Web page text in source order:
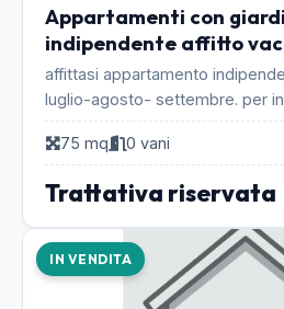
Appartamenti con
indipendente affitto
affittasi appartamento
luglio-agosto- settembre. per
Silvana...
75 mq
0 vani
Trattativa riservata
IN VENDITA